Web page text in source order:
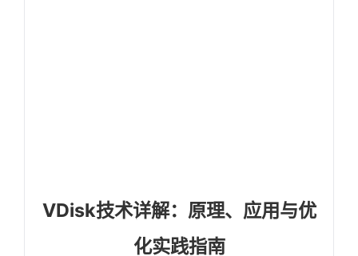
VDisk技术详解：原理、应用与优
化实践指南